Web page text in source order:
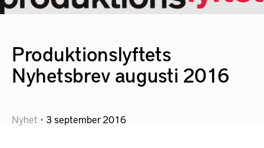
Produktionslyftets
Nyhetsbrev augusti 2016
Nyhet 3september 2016